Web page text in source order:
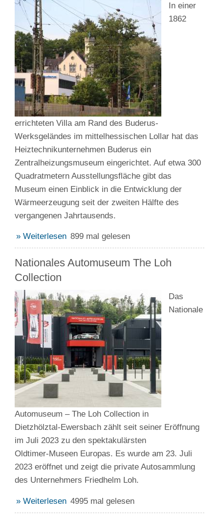
In einer
1862
errichteten Villa am Rand des Buderus-
Werksgeländes im mittelhessischen Lollar hat das
Heiztechnikunternehmen Buderus ein
Zentralheizungsmuseum eingerichtet. Auf etwa 300
Quadratmetern Ausstellungsfläche gibt das
Museum einen Einblick in die Entwicklung der
Wärmeerzeugung seit der zweiten Hälfte des
vergangenen Jahrtausends.
» Weiterlesen 899 mal gelesen
Nationales Automuseum The Loh
Collection
Das
Nationale
Automuseum – The Loh Collection in
Dietzhölztal‑Ewersbach zählt seit seiner Eröffnung
im Juli 2023 zu den spektakulärsten
Oldtimer‑Museen Europas. Es wurde am 23. Juli
2023 eröffnet und zeigt die private Autosammlung
des Unternehmers Friedhelm Loh.
» Weiterlesen 4995 mal gelesen